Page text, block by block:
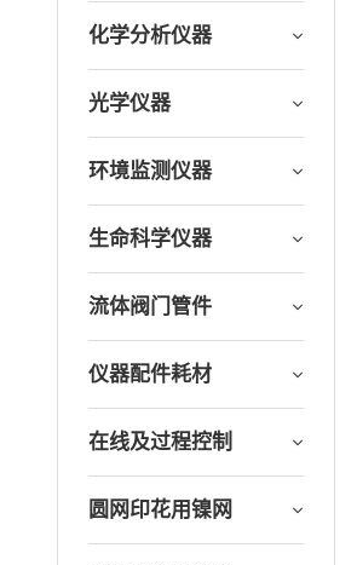
化学分析仪器
光学仪器
环境监测仪器
生命科学仪器
流体阀门管件
仪器配件耗材
在线及过程控制
圆网印花用镍网